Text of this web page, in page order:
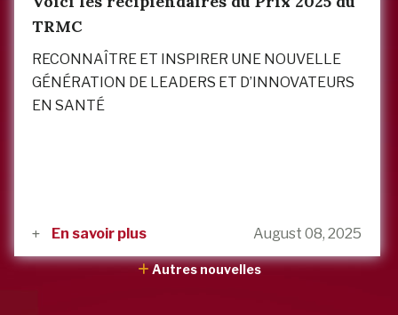
TRMC
RECONNAÎTRE ET INSPIRER UNE NOUVELLE
GÉNÉRATION DE LEADERS ET D’INNOVATEURS
EN SANTÉ
En savoir plus August 08, 2025
Autres nouvelles